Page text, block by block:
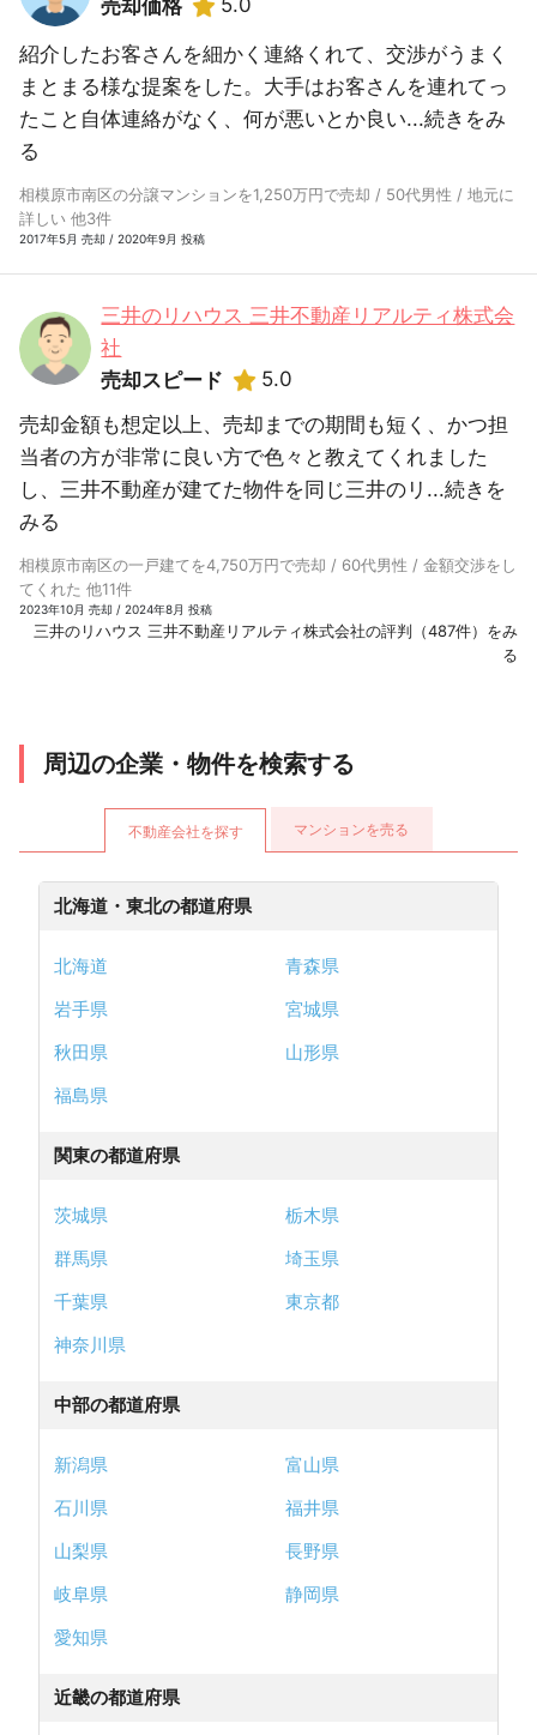
売却価格
紹介したお客さんを細かく連絡くれて、交渉がうまく
まとまる様な提案をした。大手はお客さんを連れてっ
たこと自体連絡がなく、何が悪いとか良い...続きをみ
る
相模原市南区の分譲マンションを1,250万円で売却 / 50代男性 / 地元に
詳しい 他3件
2017年5月 売却 / 2020年9月 投稿
三井のリハウス 三井不動産リアルティ株式会
社
売却スピード
5.0
売却金額も想定以上、売却までの期間も短く、かつ担
当者の方が非常に良い方で色々と教えてくれました
し、三井不動産が建てた物件を同じ三井のリ...続きを
みる
相模原市南区の一戸建てを4,750万円で売却 / 60代男性 / 金額交渉をし
てくれた 他11件
2023年10月 売却 / 2024年8月 投稿
三井のリハウス 三井不動産リアルティ株式会社の評判（487件）をみ
る
周辺の企業・物件を検索する
不動産会社を探す マンションを売る
北海道・東北の都道府県
北海道
青森県
岩手県
宮城県
秋田県
山形県
福島県
関東の都道府県
茨城県
栃木県
群馬県
埼玉県
千葉県
東京都
神奈川県
中部の都道府県
新潟県
富山県
石川県
福井県
山梨県
長野県
岐阜県
静岡県
愛知県
近畿の都道府県